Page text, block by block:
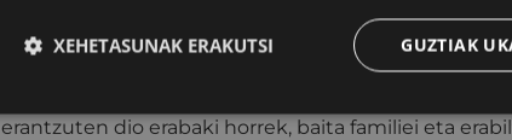
PCRaren emaitza positibo faltsu baten ondorio
erantzuten dio erabaki horrek, baita familiei eta
GUZTIAK
XEHETASUNAK ERAKUTSI